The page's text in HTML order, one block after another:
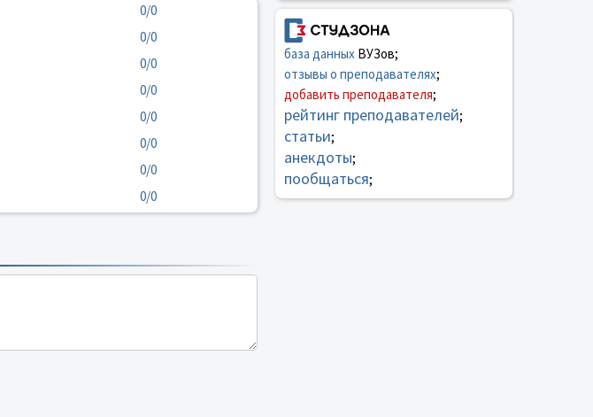
0/0
0/0
0/0
0/0
0/0
0/0
0/0
0/0
база данныхВУЗов;
отзывы о преподавателях;
добавить преподавателя;
рейтинг преподавателей;
статьи;
анекдоты;
пообщаться;